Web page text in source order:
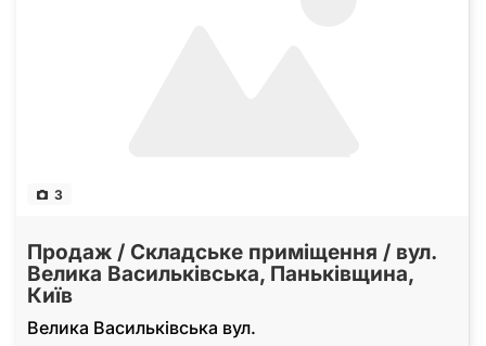
3
Продаж / Складське приміщення / вул.
Велика Васильківська, Паньківщина,
Київ
Велика Васильківська вул.